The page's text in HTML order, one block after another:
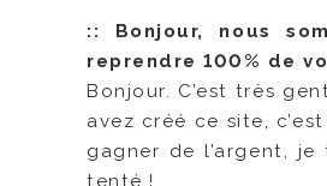
:: Bonjour, nous
reprendre 100% de
Bonjour. C’est très
avez créé ce site,
gagner de l’argent,
tenté !